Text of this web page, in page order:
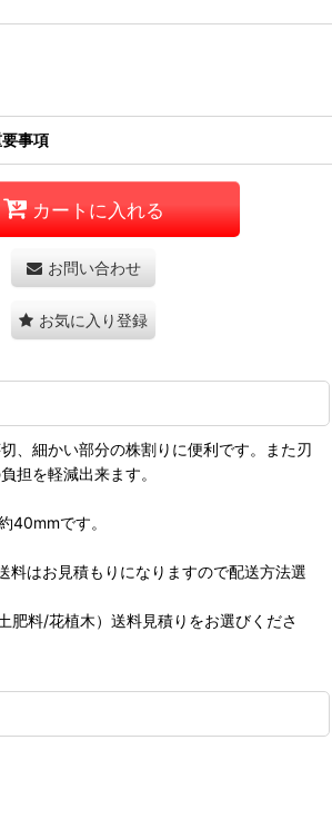
事項
カートに入れる
お問い合わせ
お気に入り登録
、細かい部分の株割りに便利です。また刃
担を軽減出来ます。
40mmです。
料はお見積もりになりますので配送方法選
肥料/花植木）送料見積りをお選びくださ